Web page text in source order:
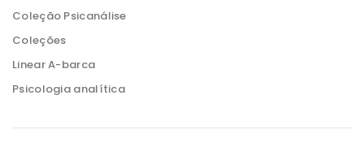
Coleção Psicanálise
Coleções
Linear A-barca
Psicologia analítica